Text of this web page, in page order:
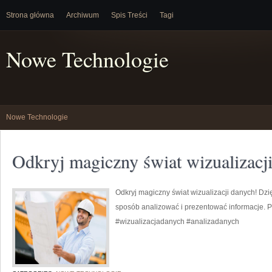
Strona główna Archiwum Spis Treści Tagi
Nowe Technologie
Nowe Technologie
Odkryj magiczny świat
Odkryj magiczny świat wizualizacji danych!
sposób analizować i prezentować informacje.
#wizualizacjadanych #analizadanych